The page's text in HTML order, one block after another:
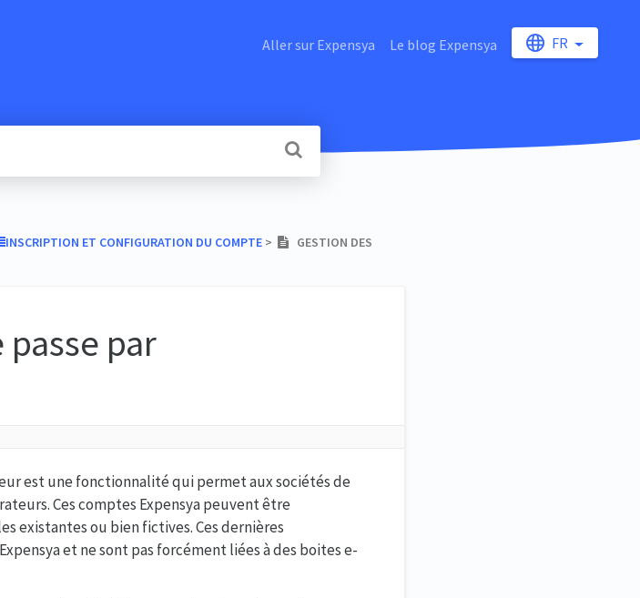
Aller sur Expensya Le blog Expensya FR
​INSCRIPTION ET CONFIGURATION DU COMPTE​ > ​
GESTION DES
par
est une fonctionnalité qui permet aux sociétés de
Ces comptes Expensya peuvent être
existantes ou bien fictives. Ces dernières
et ne sont pas forcément liées à des boites e-